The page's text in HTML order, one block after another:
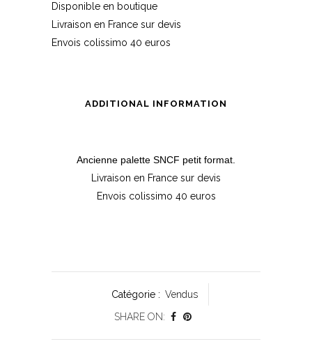
Disponible en boutique
Livraison en France sur devis
Envois colissimo 40 euros
ADDITIONAL INFORMATION
Ancienne palette SNCF petit format.
Livraison en France sur devis
Envois colissimo 40 euros
Catégorie : Vendus
SHARE ON: